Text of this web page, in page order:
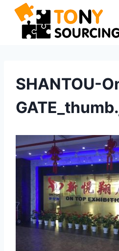
Zum
Inhalt
springen
SHANTOU-